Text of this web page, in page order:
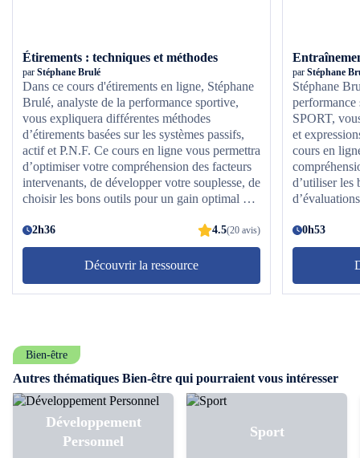
Étirements : techniques et méthodes
par Stéphane Brulé
Dans ce cours d'étirements en ligne, Stéphane
Brulé, analyste de la performance sportive,
vous expliquera différentes méthodes
d’étirements basées sur les systèmes passifs,
actif et P.N.F. Ce cours en ligne vous permettra
d’optimiser votre compréhension des facteurs
intervenants, de développer votre souplesse, de
choisir les bons outils pour un gain optimal et
vous apprendra également la méthodologie
pour chacune des techniques puis vous
présentera un large panel de variantes. Vos
séances d’entraînement, vos cours collectifs et
vos coachings prendront un nouveau souffle.
2h36 4.5(20 avis)
Découvrir la ressource
par Stéphane
Stéphane
performance
SPORT,
et
cours en
d’utiliser les
les
0h53
Bien-être
Autres thématiques Bien-être qui pourraient vous intéresser
Développement
Personnel
Sport